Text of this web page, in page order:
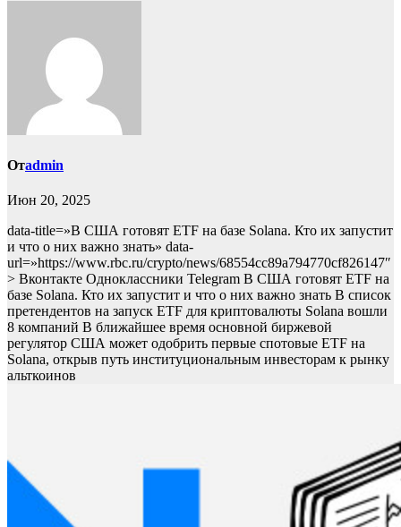
Отadmin
Июн 20, 2025
data-title=»В США готовят ETF на базе Solana. Кто их запустит
и что о них важно знать» data-
url=»https://www.rbc.ru/crypto/news/68554cc89a794770cf826147″
> Вконтакте Одноклассники Telegram В США готовят ETF на
базе Solana. Кто их запустит и что о них важно знать В список
претендентов на запуск ETF для криптовалюты Solana вошли
8 компаний В ближайшее время основной биржевой
регулятор США может одобрить первые спотовые ETF на
Solana, открыв путь институциональным инвесторам к рынку
альткоинов